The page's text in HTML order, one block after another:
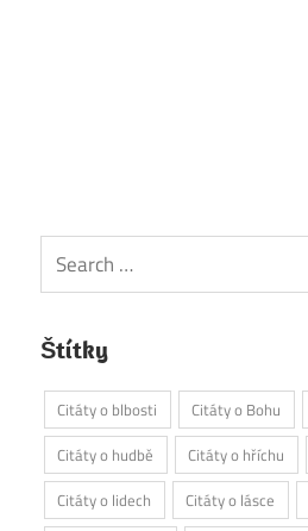
Štítky
Citáty o blbosti Citáty o Bohu
Citáty o hudbě
Citáty o hříchu
Citáty o lidech
Citáty o lásce